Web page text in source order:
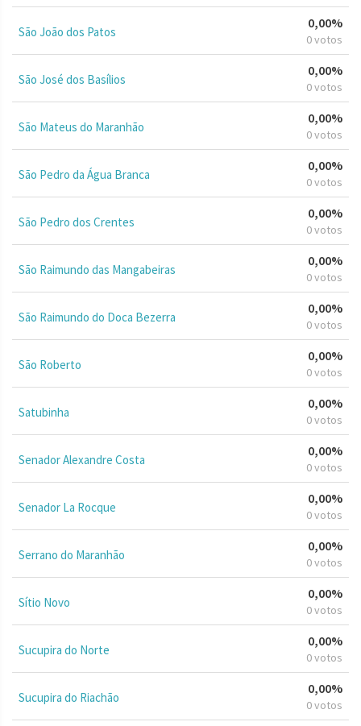
São João dos Patos
0,00%
0 votos
São José dos Basílios
0,00%
0 votos
São Mateus do Maranhão
0,00%
0 votos
São Pedro da Água Branca
0,00%
0 votos
São Pedro dos Crentes
0,00%
0 votos
São Raimundo das Mangabeiras
0,00%
0 votos
São Raimundo do Doca Bezerra
0,00%
0 votos
São Roberto
0,00%
0 votos
Satubinha
0,00%
0 votos
Senador Alexandre Costa
0,00%
0 votos
Senador La Rocque
0,00%
0 votos
Serrano do Maranhão
0,00%
0 votos
Sítio Novo
0,00%
0 votos
Sucupira do Norte
0,00%
0 votos
Sucupira do Riachão
0,00%
0 votos